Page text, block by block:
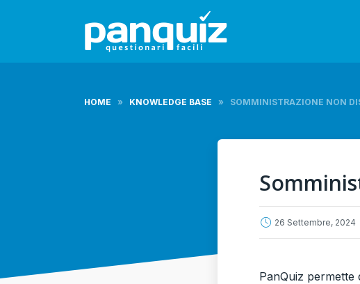
HOME » KNOWLEDGE BASE » SOMMINISTRAZIONE NON
26 Settembre, 2024
PanQuiz permette